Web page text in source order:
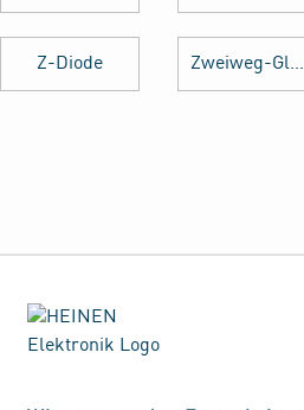
Z-Diode Zweiweg-Gleichrichter